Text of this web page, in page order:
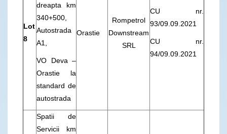
Lot
8
dreapta km
340+500,
Autostrada
A1,
VO Deva –
Orastie la
standard de
autostrada
Orastie
Rompetrol
Downstream
SRL
CU nr.
93/09.09.2021
CU nr.
94/09.09.2021
Spatii de
Servicii km